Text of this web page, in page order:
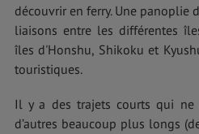
découvrir en ferry. Une panoplie
liaisons entre les différentes
îles d'Honshu, Shikoku et
touristiques.
Il y a des trajets courts qui
d’autres beaucoup plus longs